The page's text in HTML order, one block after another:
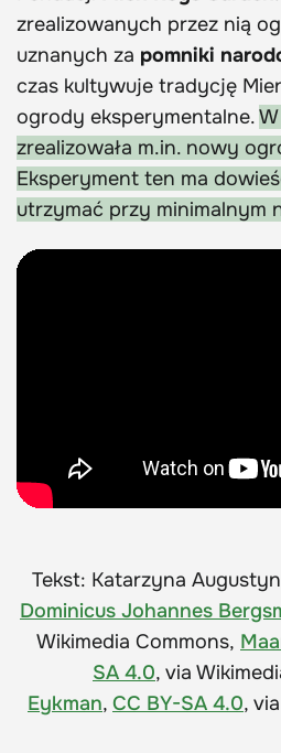
zrealizowanych przez nią
uznanych za pomniki
czas kultywuje tradycję
ogrody eksperymentalne.
zrealizowała m.in. nowy
Eksperyment ten ma
utrzymać przy minimalnym
Tekst: Katarzyna
Dominicus Johannes
Wikimedia Commons,
SA 4.0, via
Eykman, CC BY-SA 4.0,